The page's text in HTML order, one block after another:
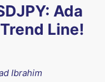
Ada
Line!
Ibrahim